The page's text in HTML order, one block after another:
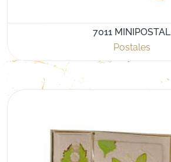
7011 MINIPOSTAL
Postales